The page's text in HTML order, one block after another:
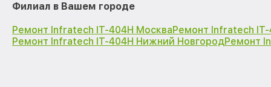
Филиал в Вашем городе
Ремонт Infratech IT-404H МоскваРемонт Infratech
Ремонт Infratech IT-404H Нижний НовгородРемонт